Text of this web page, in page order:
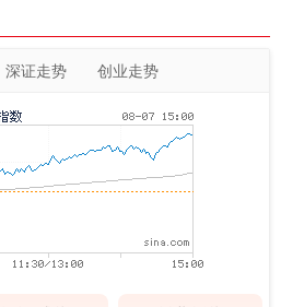
深证走势 创业走势